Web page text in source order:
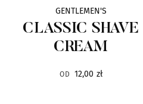
GENTLEMEN'S
CLASSIC SHAVE
CREAM
OD 12,00 zł